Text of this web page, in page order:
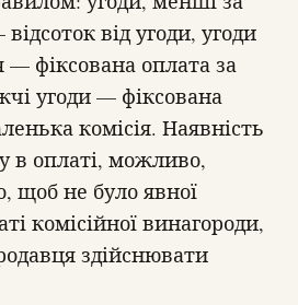
від угоди, угоди
— фіксована оплата за
угоди — фіксована
комісія. Наявність
в оплаті, можливо,
щоб не було явної
комісійної винагороди,
здійснювати